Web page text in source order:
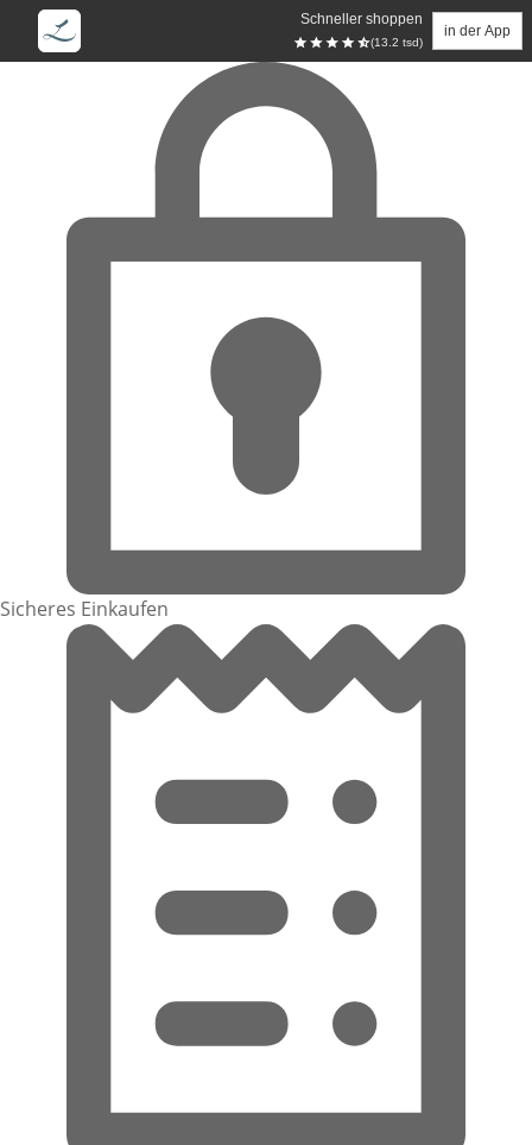
Schneller shoppen
(13.2 tsd)
in der App
Zum Hauptinhalt springen
Sicheres Einkaufen